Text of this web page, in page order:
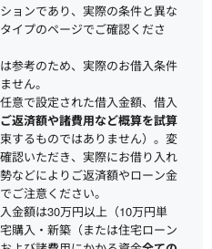
ョンであり、実際の条件と異な
イプのページでご確認くださ
参考のため、実際のお借入条件
せん。
意で設定された借入金額、借入
ご返済額や諸費用など概算を試算
束するものではありません）。変
認いただき、実際にお借り入れ
などによりご返済額やローン金
ご注意ください。
金額は30万円以上（10万円単
購入・新築（または住宅ローン